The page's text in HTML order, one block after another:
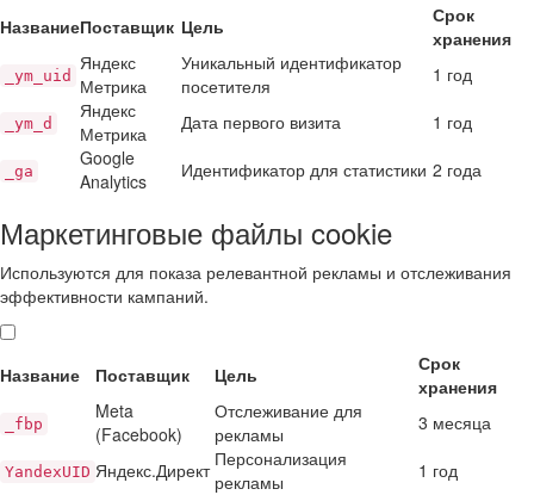
НазваниеПоставщик Цель
Срок
хранения
_ym_uid
Яндекс
Метрика
Уникальный идентификатор
посетителя
1 год
_ym_d
Яндекс
Метрика
Дата первого визита 1 год
_ga
Google
Analytics
Идентификатор для статистики 2 года
Маркетинговые файлы cookie
Используются для показа релевантной рекламы и отслеживания
эффективности кампаний.
Название Поставщик Цель
Срок
хранения
_fbp
Meta
(Facebook)
Отслеживание для
рекламы
3 месяца
YandexUID Яндекс.Директ Персонализация
рекламы
1 год